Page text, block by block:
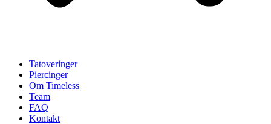
Tatoveringer
Piercinger
Om Timeless
Team
FAQ
Kontakt